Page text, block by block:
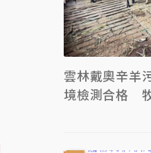
雲林戴奧辛羊
境檢測合格